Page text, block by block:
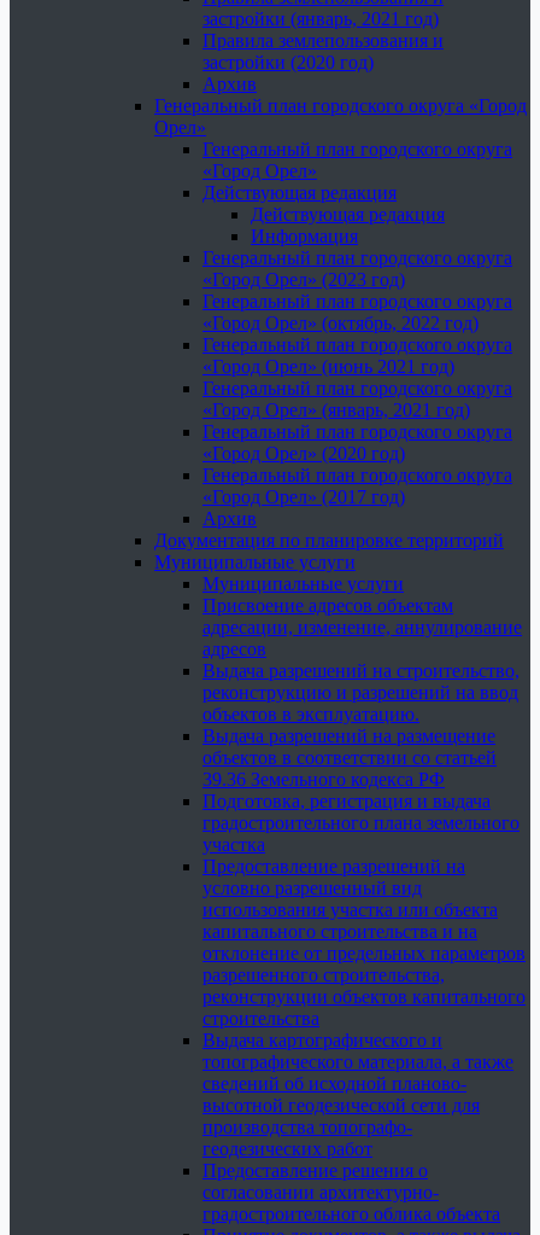
застройки (январь, 2021 год)
Правила землепользования и
застройки (2020 год)
Архив
Генеральный план городского округа «Город
Орел»
Генеральный план городского округа
«Город Орел»
Действующая редакция
Действующая редакция
Информация
Генеральный план городского округа
«Город Орел» (2023 год)
Генеральный план городского округа
«Город Орел» (октябрь, 2022 год)
Генеральный план городского округа
«Город Орел» (июнь 2021 год)
Генеральный план городского округа
«Город Орел» (январь, 2021 год)
Генеральный план городского округа
«Город Орел» (2020 год)
Генеральный план городского округа
«Город Орел» (2017 год)
Архив
Документация по планировке территорий
Муниципальные услуги
Муниципальные услуги
Присвоение адресов объектам
адресации, изменение, аннулирование
адресов
Выдача разрешений на строительство,
реконструкцию и разрешений на ввод
объектов в эксплуатацию.
Выдача разрешений на размещение
объектов в соответствии со статьей
39.36 Земельного кодекса РФ
Подготовка, регистрация и выдача
градостроительного плана земельного
участка
Предоставление разрешений на
условно разрешенный вид
использования участка или объекта
капитального строительства и на
отклонение от предельных параметров
разрешенного строительства,
реконструкции объектов капитального
строительства
Выдача картографического и
топографического материала, а также
сведений об исходной планово-
высотной геодезической сети для
производства топографо-
геодезических работ
Предоставление решения о
согласовании архитектурно-
градостроительного облика объекта